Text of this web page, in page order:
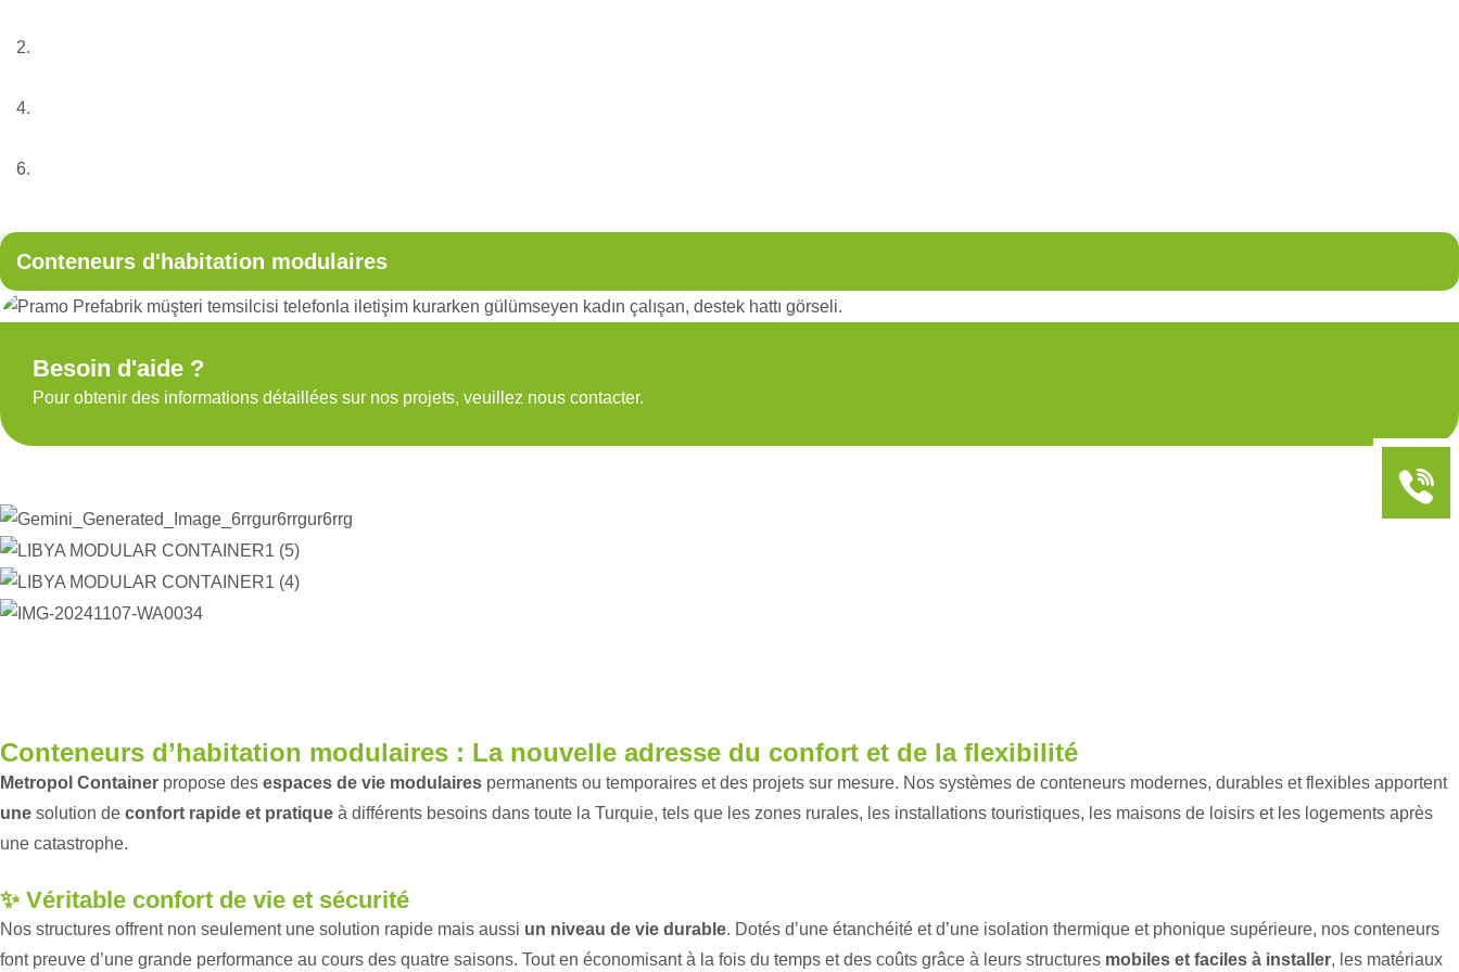
Conteneurs d'habitation modulaires
Besoin d'aide ?
Pour obtenir des informations détaillées sur nos projets, veuillez nous contacter.
Conteneurs d’habitation modulaires : La nouvelle adresse du confort et de la flexibilité
Metropol Container propose des espaces de vie modulaires permanents ou temporaires et des projets sur mesure. Nos systèmes de conteneurs modernes, durables et flexibles apportent
une solution de confort rapide et pratique à différents besoins dans toute la Turquie, tels que les zones rurales, les installations touristiques, les maisons de loisirs et les logements après
une catastrophe.
✨ Véritable confort de vie et sécurité
Nos structures offrent non seulement une solution rapide mais aussi un niveau de vie durable. Dotés d’une étanchéité et d’une isolation thermique et phonique supérieure, nos conteneurs
font preuve d’une grande performance au cours des quatre saisons. Tout en économisant à la fois du temps et des coûts grâce à leurs structures mobiles et faciles à installer, les matériaux